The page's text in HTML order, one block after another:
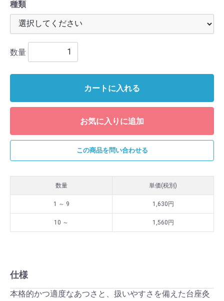
種類
数量
カートに入れる
お気に入りに追加
この商品を問い合わせる
数量 単価(税別)
1 ～ 9 ￥1,630
10 ～ ￥1,560
仕様
本格的かつ適度なあつさと、扱いやすさを備えた台座灸